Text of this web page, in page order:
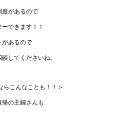
度があるので
できます！！
があるので
してくださいね。
らこんなことも！！＞
の主婦さんも